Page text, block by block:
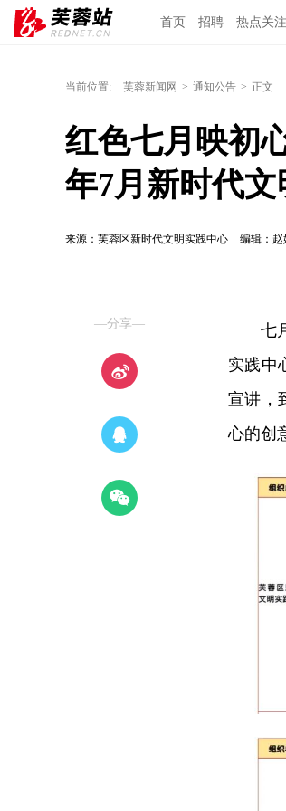
首页 招聘 热点关注
当前位置: 芙蓉新闻网 > 通知公告 > 正文
红色七月映初
年7月新时代文
来源：芙蓉区新时代文明实践中心 编辑：赵
—分享—
七
实践中
宣讲，
心的创